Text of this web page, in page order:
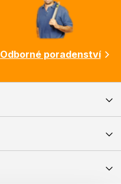
Odborné poradenství